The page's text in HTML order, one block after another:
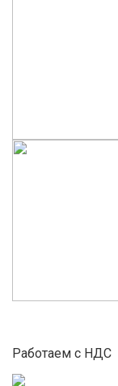
Работаем с НДС